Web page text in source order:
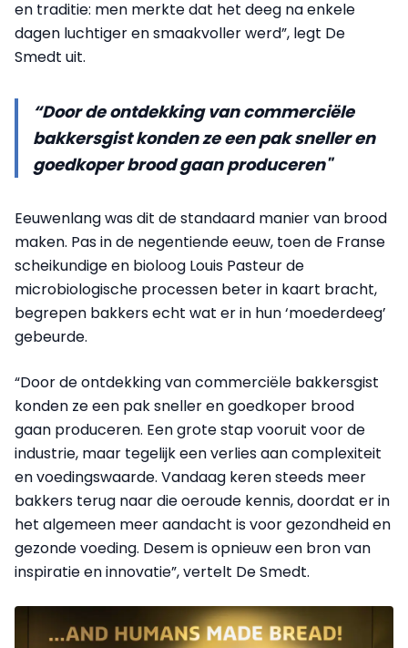
en traditie: men merkte dat het deeg na enkele
dagen luchtiger en smaakvoller werd”, legt De
Smedt uit.
“Door de ontdekking van commerciële
bakkersgist konden ze een pak sneller en
goedkoper brood gaan produceren"
Eeuwenlang was dit de standaard manier van brood
maken. Pas in de negentiende eeuw, toen de Franse
scheikundige en bioloog Louis Pasteur de
microbiologische processen beter in kaart bracht,
begrepen bakkers echt wat er in hun ‘moederdeeg’
gebeurde.
“Door de ontdekking van commerciële bakkersgist
konden ze een pak sneller en goedkoper brood
gaan produceren. Een grote stap vooruit voor de
industrie, maar tegelijk een verlies aan complexiteit
en voedingswaarde. Vandaag keren steeds meer
bakkers terug naar die oeroude kennis, doordat er in
het algemeen meer aandacht is voor gezondheid en
gezonde voeding. Desem is opnieuw een bron van
inspiratie en innovatie”, vertelt De Smedt.